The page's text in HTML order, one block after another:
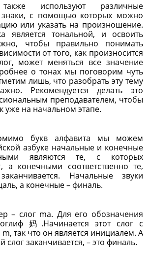
используют различные
знаки, с помощью которых можно
или указать на произношение.
является тональной, и освоить
чтобы правильно понимать
от того, как произносится
может меняться все значение
о тонах мы поговорим чуть
лишь, что разобрать эту тему
Рекомендуется делать это
преподавателем, чтобы
уже на начальном этапе.
букв алфавита мы можем
азбуке начальные и конечные
являются те, с которых
а конечными соответственно те,
Начальные звуки
а конечные – финаль.
– слог ma. Для его обозначения
妈.Начинается этот слог с
m, так что он является инициалем. А
слог заканчивается, – это финаль.